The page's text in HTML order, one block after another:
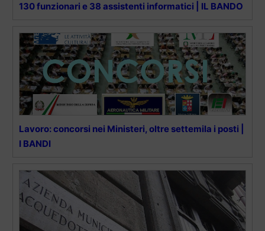
130 funzionari e 38 assistenti informatici | IL BANDO
Lavoro: concorsi nei Ministeri, oltre settemila i posti |
I BANDI